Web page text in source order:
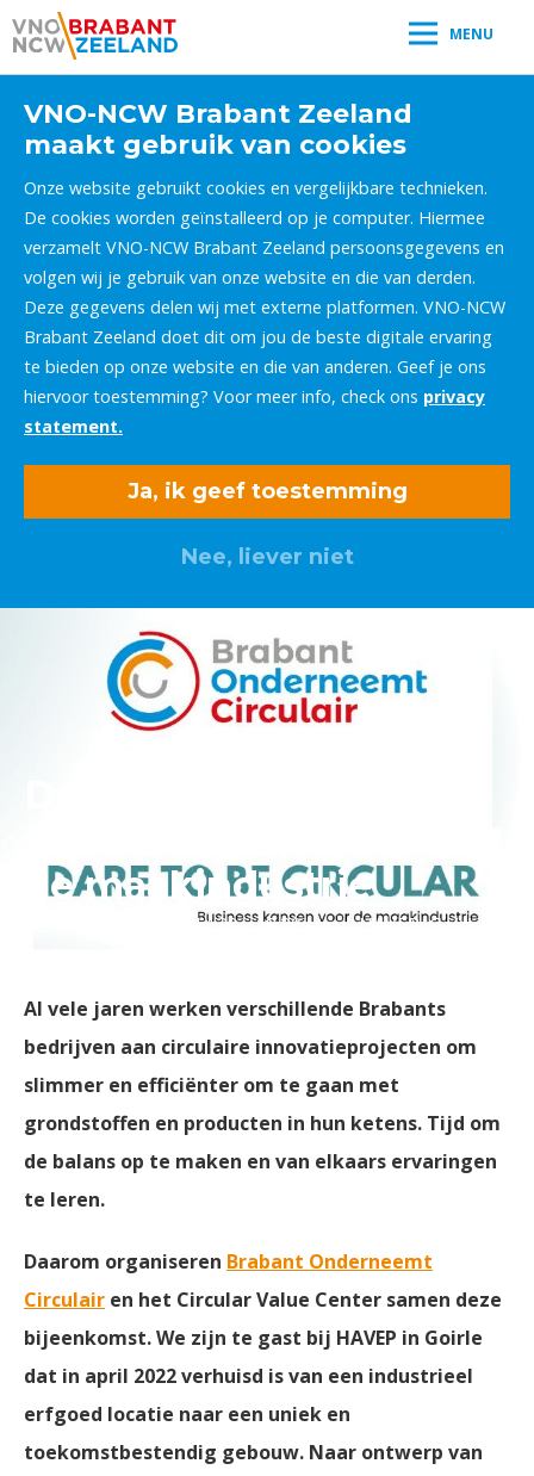
MENU
VNO-NCW Brabant Zeeland
maakt gebruik van cookies
Onze website gebruikt cookies en vergelijkbare technieken.
De cookies worden geïnstalleerd op je computer. Hiermee
verzamelt VNO-NCW Brabant Zeeland persoonsgegevens en
volgen wij je gebruik van onze website en die van derden.
Deze gegevens delen wij met externe platformen. VNO-NCW
Brabant Zeeland doet dit om jou de beste digitale ervaring
te bieden op onze website en die van anderen. Geef je ons
hiervoor toestemming? Voor meer info, check ons privacy
statement.
Ja, ik geef toestemming
Nee, liever niet
de maakindustrie
28 februari 2024 | 14:30 - 18:30 uur | HAVEP, Goirle
Al vele jaren werken verschillende Brabants
bedrijven aan circulaire innovatieprojecten om
slimmer en efficiënter om te gaan met
grondstoffen en producten in hun ketens. Tijd om
de balans op te maken en van elkaars ervaringen
te leren.
Daarom organiseren Brabant Onderneemt
Circulair en het Circular Value Center samen deze
bijeenkomst. We zijn te gast bij HAVEP in Goirle
dat in april 2022 verhuisd is van een industrieel
erfgoed locatie naar een uniek en
toekomstbestendig gebouw. Naar ontwerp van